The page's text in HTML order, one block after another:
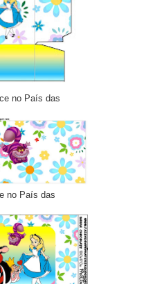
no País das
no País das